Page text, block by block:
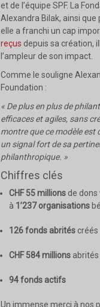
et de l’équipe SPF. La
Alexandra Bilak, ainsi
elle a franchi un cap
reçus depuis sa création,
l’ampleur de son impact.
Comme le souligne
Foundation :
« De plus en plus de
efficaces et agiles, sans
montre que ce modèle est
un signal fort de sa
philanthropique. »
Chiffres clés
CHF 55 millions de
à 1’237 organisations
126 fonds abrités créés
CHF 584 millions
94 fonds actifs
Un immense merci à nos